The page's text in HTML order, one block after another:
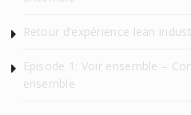
Retour d’expérience lean
Episode 1: Voir ensemble –
ensemble